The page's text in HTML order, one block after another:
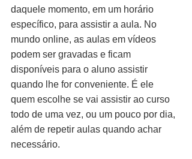
daquele momento, em um horário
específico, para assistir a aula. No
mundo online, as aulas em vídeos
podem ser gravadas e ficam
disponíveis para o aluno assistir
quando lhe for conveniente. É ele
quem escolhe se vai assistir ao curso
todo de uma vez, ou um pouco por dia,
além de repetir aulas quando achar
necessário.